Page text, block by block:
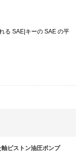
る SAE|キーの SAE の平
ピストン油圧ポンプ